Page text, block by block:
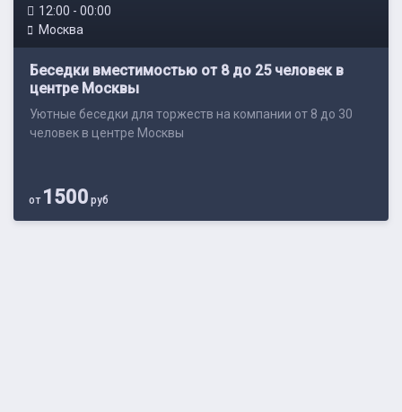
12:00 - 00:00
Москва
Беседки вместимостью от 8 до 25 человек в
центре Москвы
Уютные беседки для торжеств на компании от 8 до 30
человек в центре Москвы
от 1500 руб